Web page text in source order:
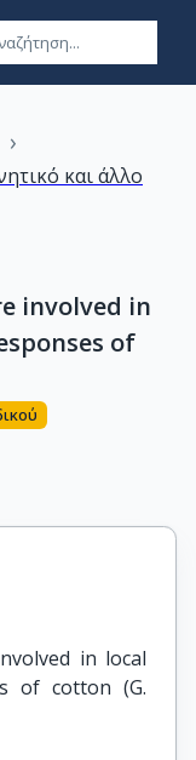
›
και άλλο
involved in
of
in local
of cotton (G.